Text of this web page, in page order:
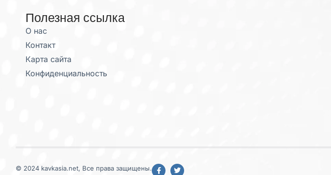
Полезная ссылка
О нас
Контакт
Карта сайта
Конфиденциальность
© 2024 kavkasia.net, Все права защищены.